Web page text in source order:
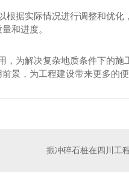
据实际情况进行调整和优化
和进度。
为解决复杂地质条件下的
景，为工程建设带来更多的便